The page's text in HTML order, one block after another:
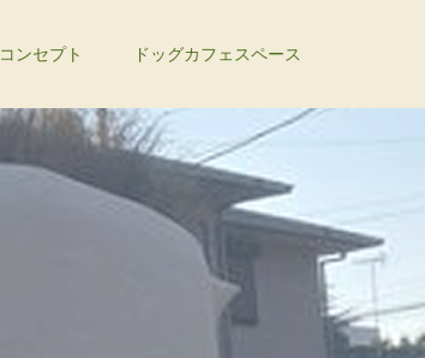
コンセプト ドッグカフェスペース